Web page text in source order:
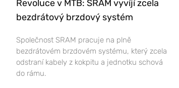
Revoluce v MTB: SRAM vyvíjí zcela
bezdrátový brzdový systém
Společnost SRAM pracuje na plně
bezdrátovém brzdovém systému, který zcela
odstraní kabely z kokpitu a jednotku schová
do rámu.